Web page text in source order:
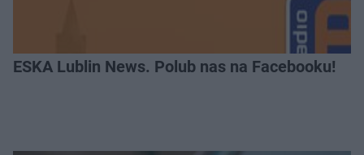
ESKA Lublin News. Polub nas na Facebooku!